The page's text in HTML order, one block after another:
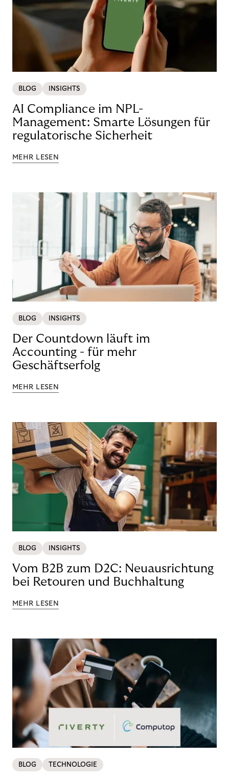
BLOG INSIGHTS
AI Compliance im NPL-
Management: Smarte Lösungen für
regulatorische Sicherheit
MEHR LESEN
BLOG INSIGHTS
Der Countdown läuft im
Accounting - für mehr
Geschäftserfolg
MEHR LESEN
BLOG INSIGHTS
Vom B2B zum D2C: Neuausrichtung
bei Retouren und Buchhaltung
MEHR LESEN
BLOG TECHNOLOGIE